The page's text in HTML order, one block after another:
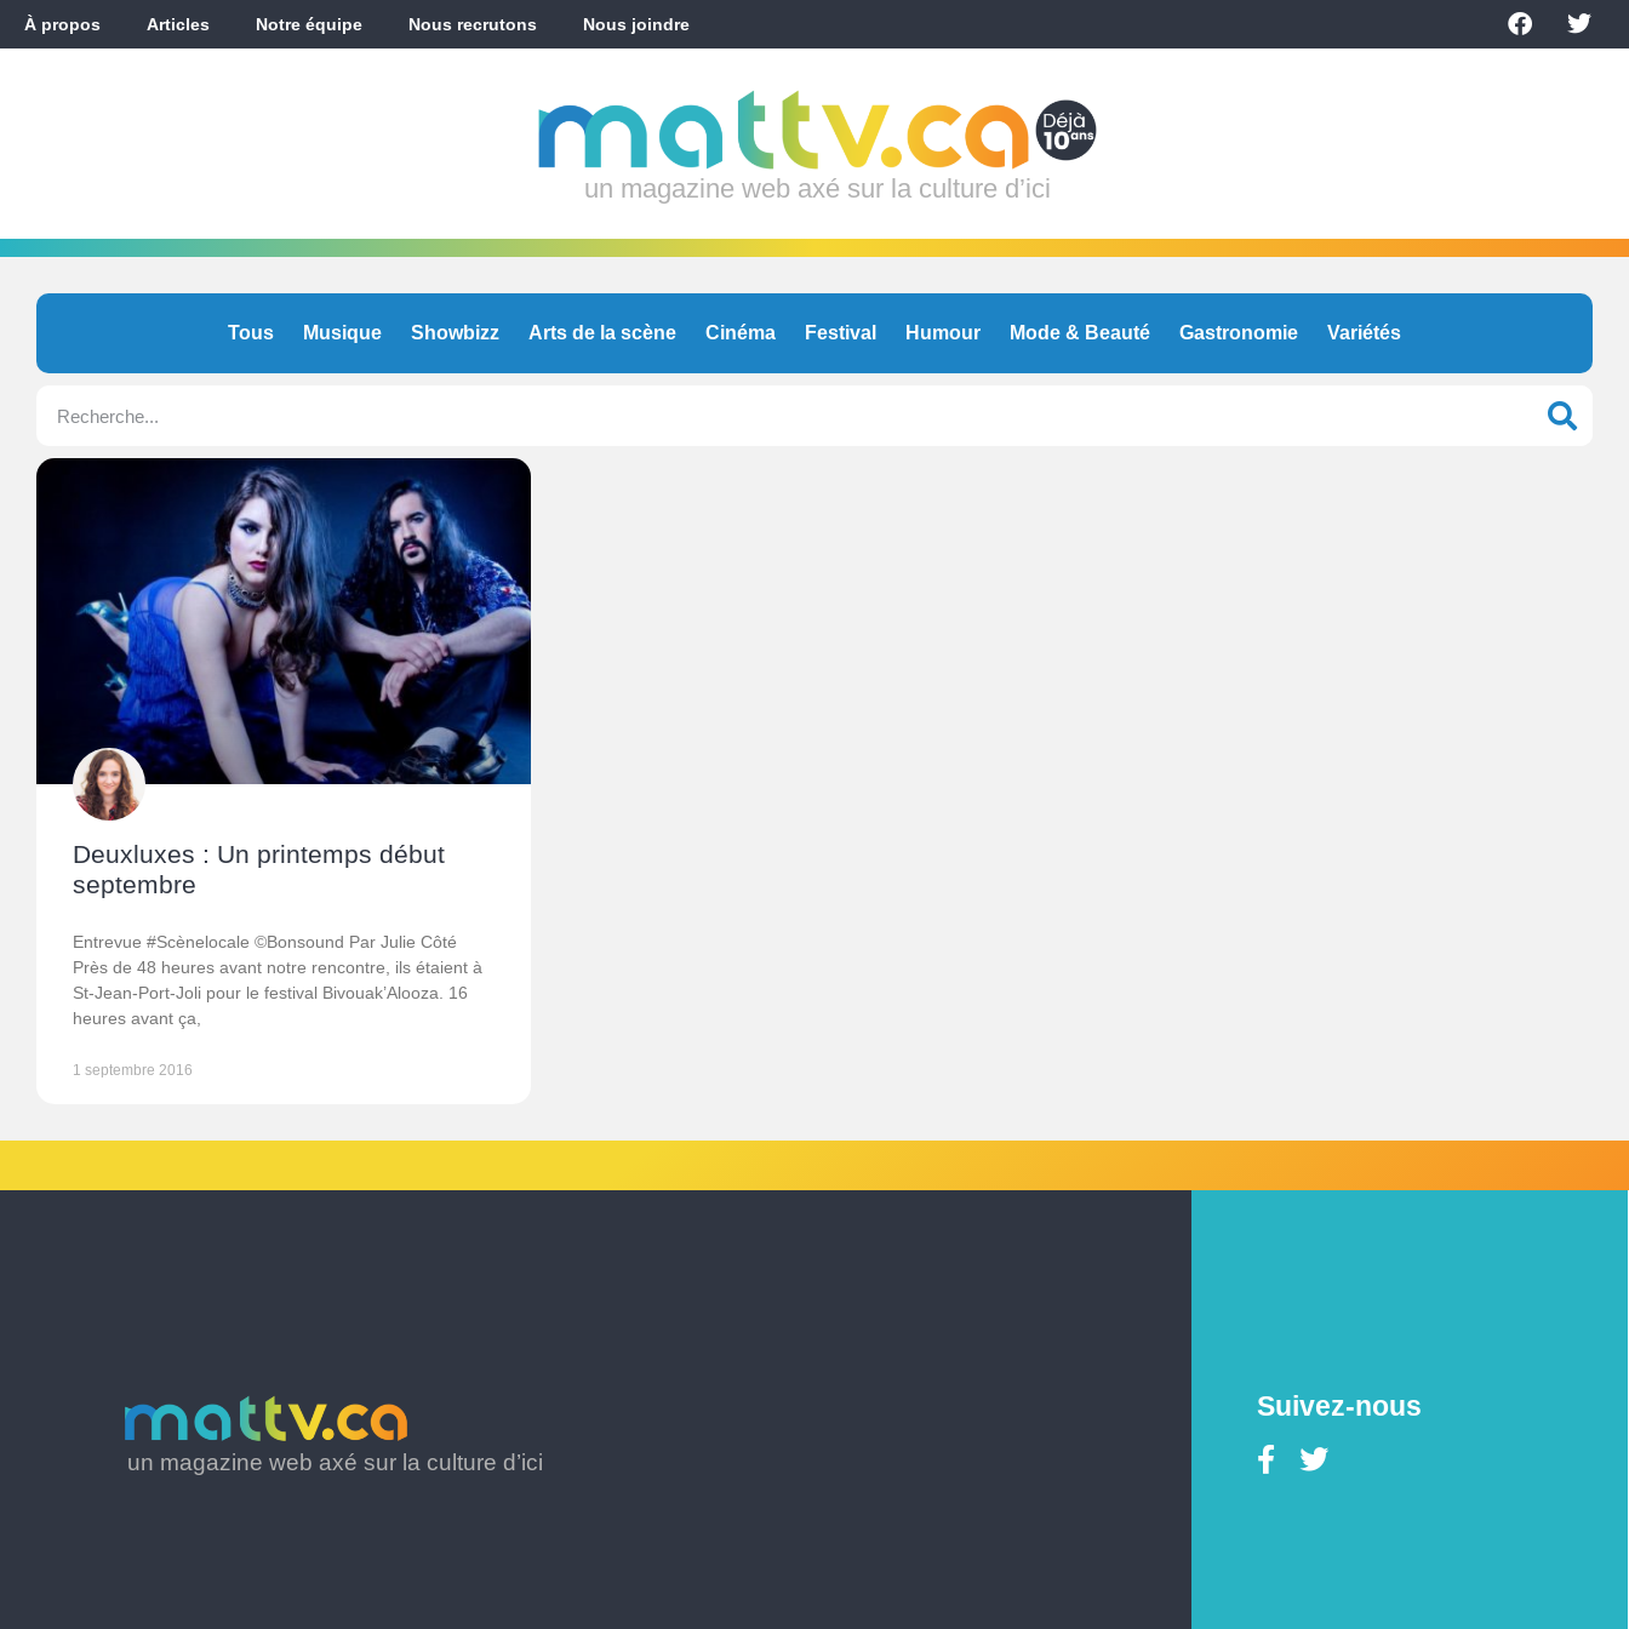
À propos Articles Notre équipe Nous recrutons Nous joindre
un magazine web axé sur la culture d’ici
Tous Musique Showbizz Arts de la scène Cinéma Festival Humour Mode & Beauté Gastronomie Variétés
Deuxluxes : Un printemps début
septembre
Entrevue #Scènelocale ©Bonsound Par Julie Côté
Près de 48 heures avant notre rencontre, ils étaient à
St-Jean-Port-Joli pour le festival Bivouak’Alooza. 16
heures avant ça,
1 septembre 2016
un magazine web axé sur la culture d’ici
Suivez-nous